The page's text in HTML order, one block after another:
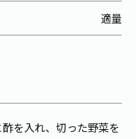
適量
を入れ、切った野菜を